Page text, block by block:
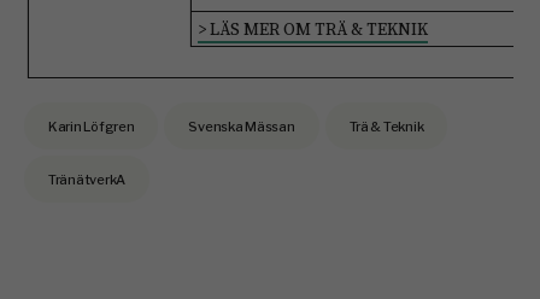
> LÄS MER OM TRÄ & TEKNIK
Karin Löfgren Svenska Mässan Trä & Teknik
TränätverkA